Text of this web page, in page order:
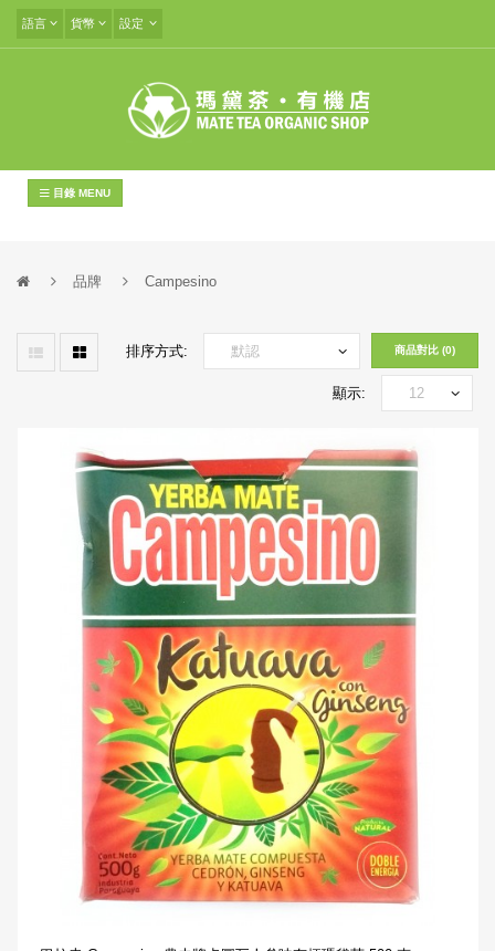
語言 貨幣 設定
目錄 MENU
品牌 Campesino
商品對比 (0)
排序方式:
顯示: